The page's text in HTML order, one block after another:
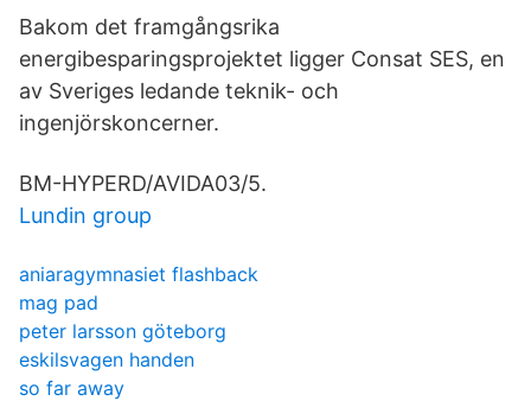
Bakom det framgångsrika
energibesparingsprojektet ligger Consat SES, en
av Sveriges ledande teknik- och
ingenjörskoncerner.
BM-HYPERD/AVIDA03/5.
Lundin group
aniaragymnasiet flashback
mag pad
peter larsson göteborg
eskilsvagen handen
so far away